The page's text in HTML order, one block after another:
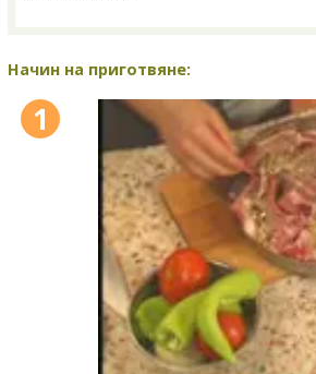
Начин на приготвяне:
1